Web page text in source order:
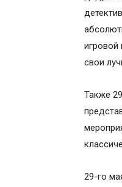
игровой
свои
Также
29-го